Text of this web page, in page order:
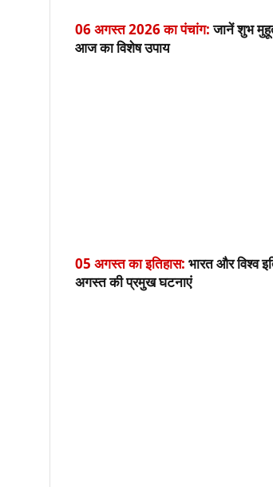
06 अगस्त 2026 का पंचांग:जानें शुभ
आज का विशेष उपाय
05 अगस्त का इतिहास: भारत और विश्व
अगस्त की प्रमुख घटनाएं